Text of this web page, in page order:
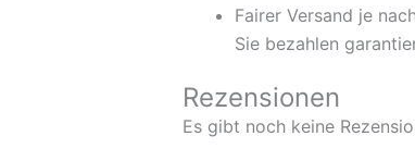
Fairer Versand je
Sie bezahlen
Rezensionen
Es gibt noch keine